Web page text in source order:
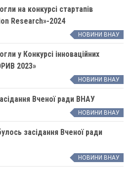
на конкурсі стартапів
Research»-2024
НОВИНИ ВНАУ
у Конкурсі інноваційних
2023»
НОВИНИ ВНАУ
Вченої ради ВНАУ
НОВИНИ ВНАУ
засідання Вченої ради
НОВИНИ ВНАУ